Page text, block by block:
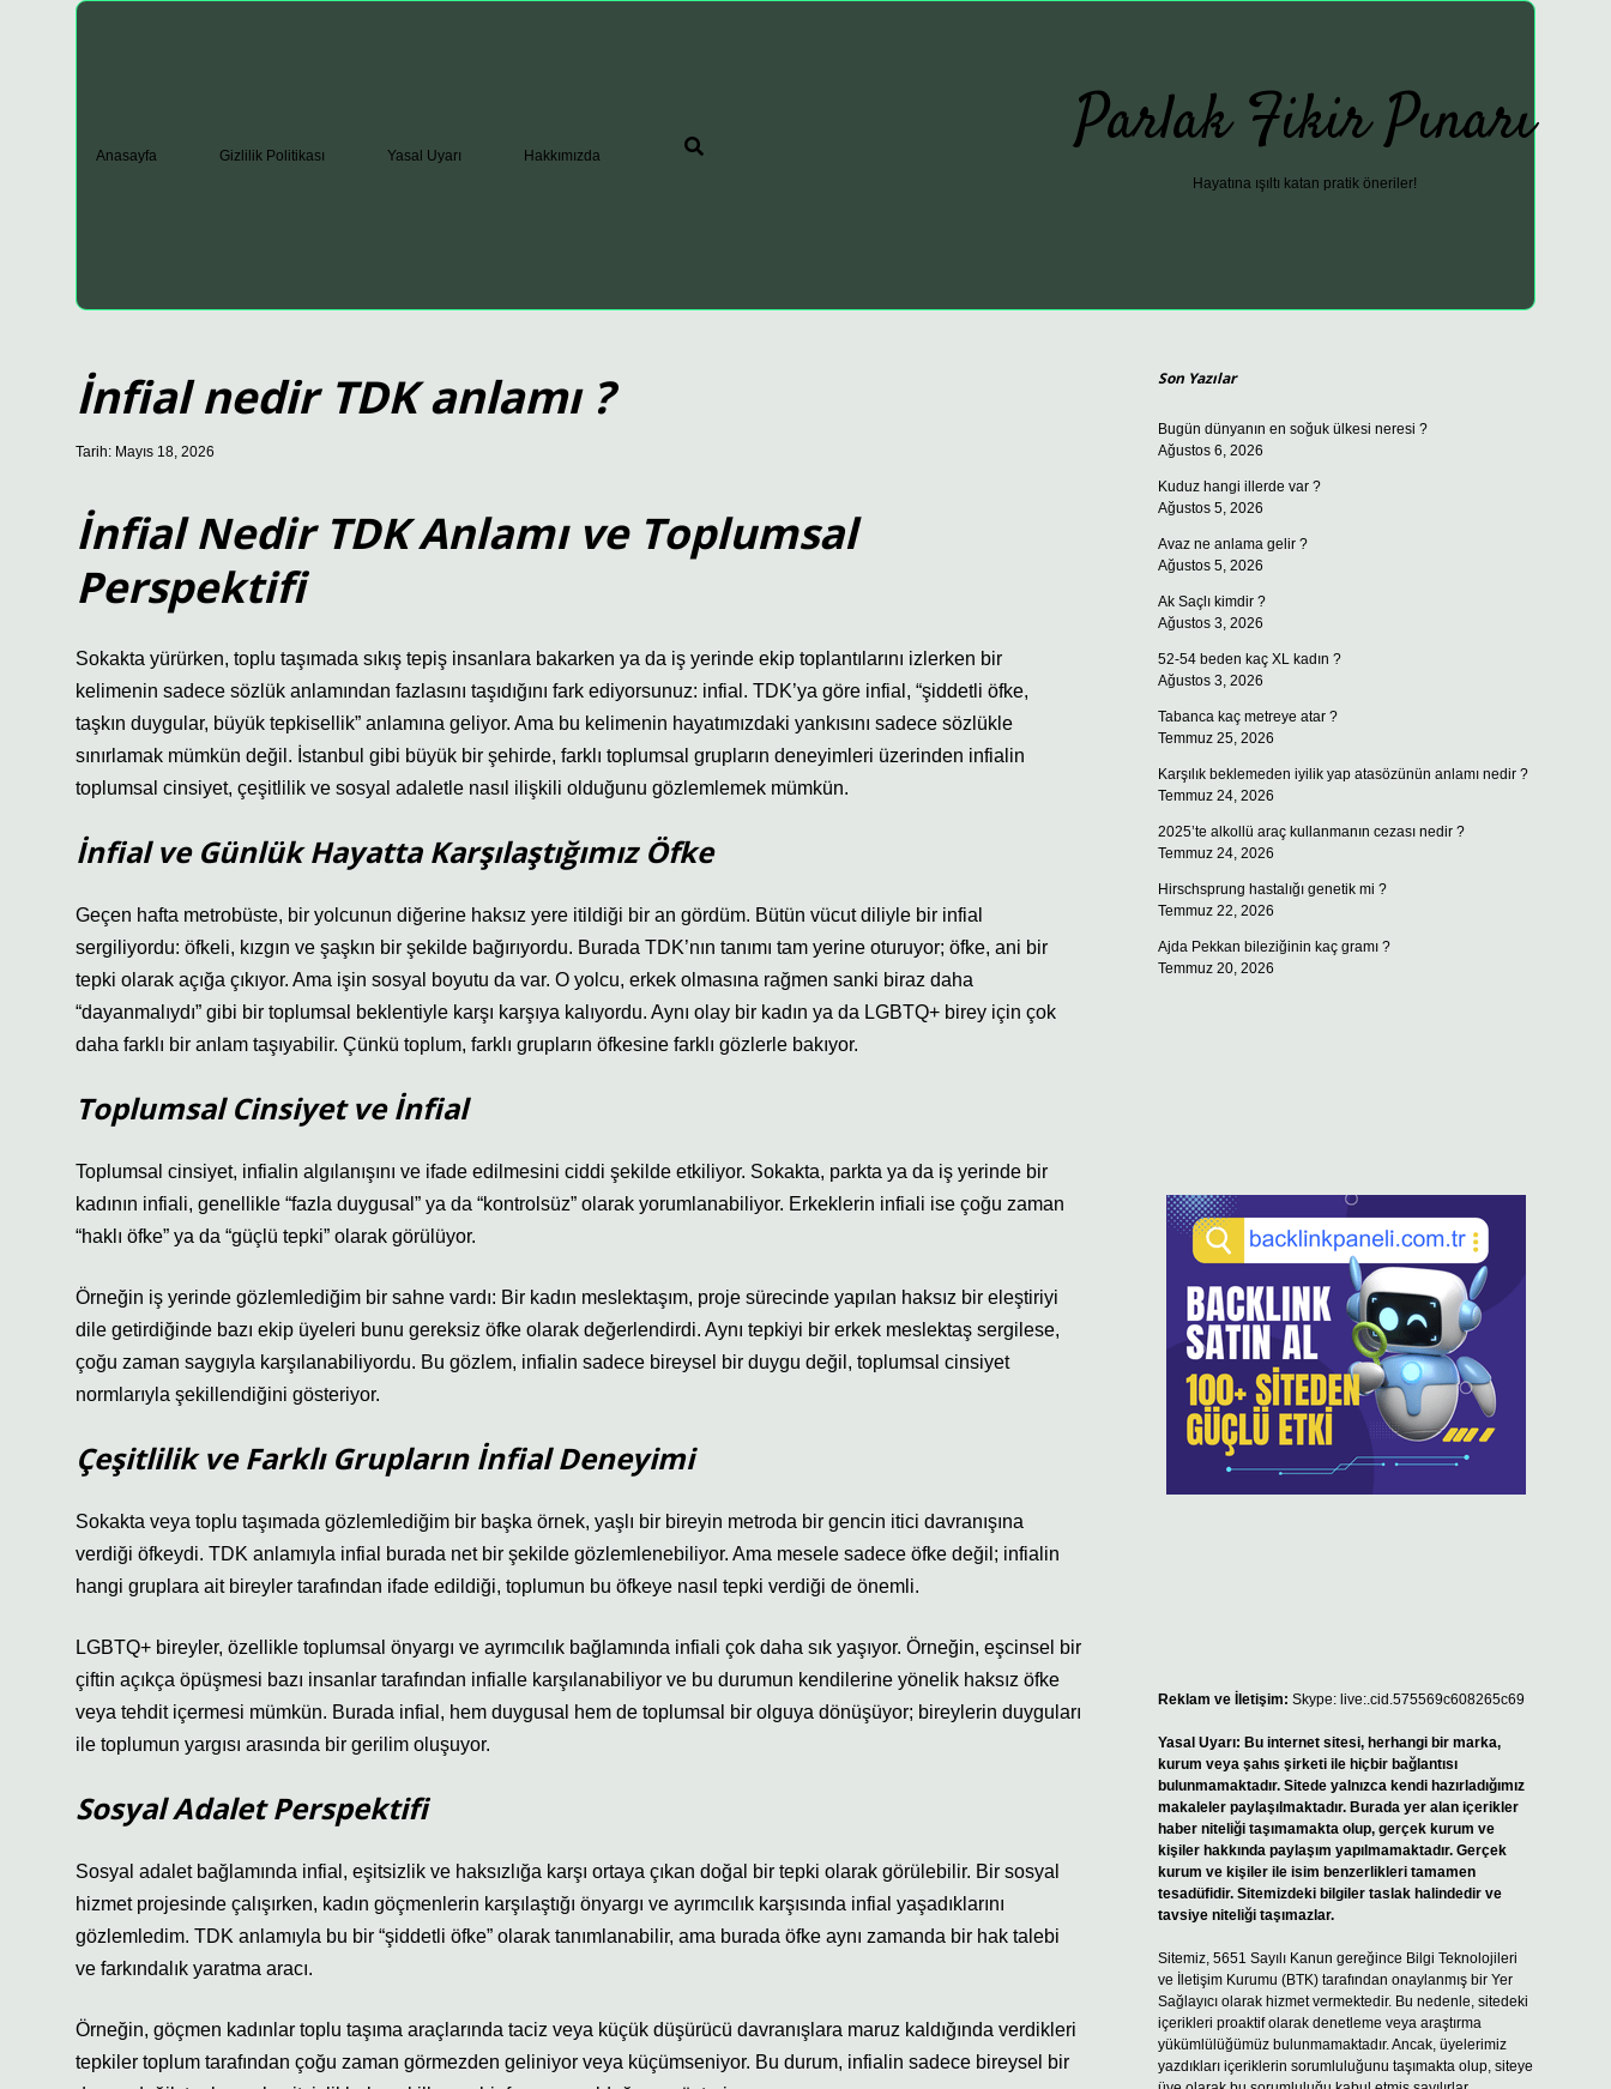
Anasayfa Gizlilik Politikası Yasal Uyarı Hakkımızda Parlak Fikir Pınarı
Hayatına ışıltı katan pratik öneriler!
İnfial nedir TDK anlamı ?
Tarih: Mayıs 18, 2026
İnfial Nedir TDK Anlamı ve Toplumsal
Perspektifi
Sokakta yürürken, toplu taşımada sıkış tepiş insanlara bakarken ya da iş yerinde ekip toplantılarını izlerken bir
kelimenin sadece sözlük anlamından fazlasını taşıdığını fark ediyorsunuz: infial. TDK’ya göre infial, “şiddetli öfke,
taşkın duygular, büyük tepkisellik” anlamına geliyor. Ama bu kelimenin hayatımızdaki yankısını sadece sözlükle
sınırlamak mümkün değil. İstanbul gibi büyük bir şehirde, farklı toplumsal grupların deneyimleri üzerinden infialin
toplumsal cinsiyet, çeşitlilik ve sosyal adaletle nasıl ilişkili olduğunu gözlemlemek mümkün.
İnfial ve Günlük Hayatta Karşılaştığımız Öfke
Geçen hafta metrobüste, bir yolcunun diğerine haksız yere itildiği bir an gördüm. Bütün vücut diliyle bir infial
sergiliyordu: öfkeli, kızgın ve şaşkın bir şekilde bağırıyordu. Burada TDK’nın tanımı tam yerine oturuyor; öfke, ani bir
tepki olarak açığa çıkıyor. Ama işin sosyal boyutu da var. O yolcu, erkek olmasına rağmen sanki biraz daha
“dayanmalıydı” gibi bir toplumsal beklentiyle karşı karşıya kalıyordu. Aynı olay bir kadın ya da LGBTQ+ birey için çok
daha farklı bir anlam taşıyabilir. Çünkü toplum, farklı grupların öfkesine farklı gözlerle bakıyor.
Toplumsal Cinsiyet ve İnfial
Toplumsal cinsiyet, infialin algılanışını ve ifade edilmesini ciddi şekilde etkiliyor. Sokakta, parkta ya da iş yerinde bir
kadının infiali, genellikle “fazla duygusal” ya da “kontrolsüz” olarak yorumlanabiliyor. Erkeklerin infiali ise çoğu zaman
“haklı öfke” ya da “güçlü tepki” olarak görülüyor.
Örneğin iş yerinde gözlemlediğim bir sahne vardı: Bir kadın meslektaşım, proje sürecinde yapılan haksız bir eleştiriyi
dile getirdiğinde bazı ekip üyeleri bunu gereksiz öfke olarak değerlendirdi. Aynı tepkiyi bir erkek meslektaş sergilese,
çoğu zaman saygıyla karşılanabiliyordu. Bu gözlem, infialin sadece bireysel bir duygu değil, toplumsal cinsiyet
normlarıyla şekillendiğini gösteriyor.
Çeşitlilik ve Farklı Grupların İnfial Deneyimi
Sokakta veya toplu taşımada gözlemlediğim bir başka örnek, yaşlı bir bireyin metroda bir gencin itici davranışına
verdiği öfkeydi. TDK anlamıyla infial burada net bir şekilde gözlemlenebiliyor. Ama mesele sadece öfke değil; infialin
hangi gruplara ait bireyler tarafından ifade edildiği, toplumun bu öfkeye nasıl tepki verdiği de önemli.
LGBTQ+ bireyler, özellikle toplumsal önyargı ve ayrımcılık bağlamında infiali çok daha sık yaşıyor. Örneğin, eşcinsel bir
çiftin açıkça öpüşmesi bazı insanlar tarafından infialle karşılanabiliyor ve bu durumun kendilerine yönelik haksız öfke
veya tehdit içermesi mümkün. Burada infial, hem duygusal hem de toplumsal bir olguya dönüşüyor; bireylerin duyguları
ile toplumun yargısı arasında bir gerilim oluşuyor.
Sosyal Adalet Perspektifi
Sosyal adalet bağlamında infial, eşitsizlik ve haksızlığa karşı ortaya çıkan doğal bir tepki olarak görülebilir. Bir sosyal
hizmet projesinde çalışırken, kadın göçmenlerin karşılaştığı önyargı ve ayrımcılık karşısında infial yaşadıklarını
gözlemledim. TDK anlamıyla bu bir “şiddetli öfke” olarak tanımlanabilir, ama burada öfke aynı zamanda bir hak talebi
ve farkındalık yaratma aracı.
Örneğin, göçmen kadınlar toplu taşıma araçlarında taciz veya küçük düşürücü davranışlara maruz kaldığında verdikleri
tepkiler toplum tarafından çoğu zaman görmezden geliniyor veya küçümseniyor. Bu durum, infialin sadece bireysel bir
Son Yazılar
Bugün dünyanın en soğuk ülkesi neresi ?
Ağustos 6, 2026
Kuduz hangi illerde var ?
Ağustos 5, 2026
Avaz ne anlama gelir ?
Ağustos 5, 2026
Ak Saçlı kimdir ?
Ağustos 3, 2026
52-54 beden kaç XL kadın ?
Ağustos 3, 2026
Tabanca kaç metreye atar ?
Temmuz 25, 2026
Karşılık beklemeden iyilik yap atasözünün anlamı nedir ?
Temmuz 24, 2026
2025’te alkollü araç kullanmanın cezası nedir ?
Temmuz 24, 2026
Hirschsprung hastalığı genetik mi ?
Temmuz 22, 2026
Ajda Pekkan bileziğinin kaç gramı ?
Temmuz 20, 2026
Reklam ve İletişim: Skype: live:.cid.575569c608265c69
Yasal Uyarı: Bu internet sitesi, herhangi bir marka,
kurum veya şahıs şirketi ile hiçbir bağlantısı
bulunmamaktadır. Sitede yalnızca kendi hazırladığımız
makaleler paylaşılmaktadır. Burada yer alan içerikler
haber niteliği taşımamakta olup, gerçek kurum ve
kişiler hakkında paylaşım yapılmamaktadır. Gerçek
kurum ve kişiler ile isim benzerlikleri tamamen
tesadüfidir. Sitemizdeki bilgiler taslak halindedir ve
tavsiye niteliği taşımazlar.
Sitemiz, 5651 Sayılı Kanun gereğince Bilgi Teknolojileri
ve İletişim Kurumu (BTK) tarafından onaylanmış bir Yer
Sağlayıcı olarak hizmet vermektedir. Bu nedenle, sitedeki
içerikleri proaktif olarak denetleme veya araştırma
yükümlülüğümüz bulunmamaktadır. Ancak, üyelerimiz
yazdıkları içeriklerin sorumluluğunu taşımakta olup, siteye